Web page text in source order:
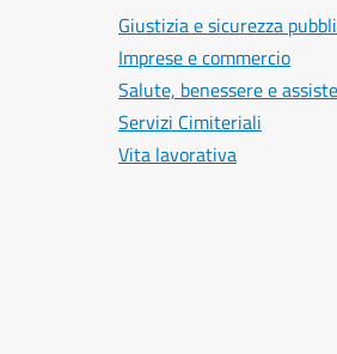
Giustizia e sicurezza
Imprese e commercio
Salute, benessere e
Servizi Cimiteriali
Vita lavorativa